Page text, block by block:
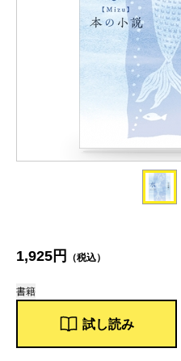
1,925円 （税込）
書籍
試し読み